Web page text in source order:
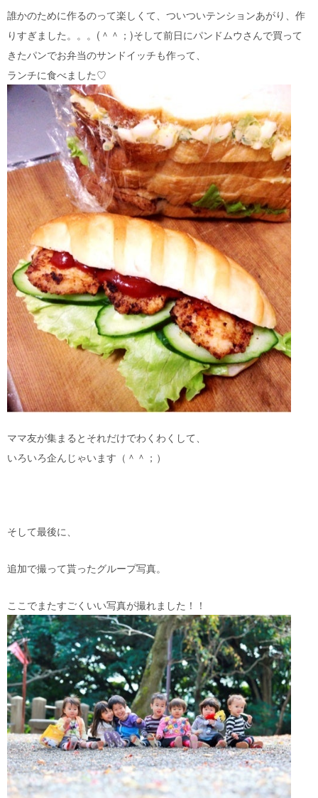
誰かのために作るのって楽しくて、ついついテンションあがり、作
りすぎました。。。(＾＾；)そして前日にパンドムウさんで買って
きたパンでお弁当のサンドイッチも作って、
ランチに食べました♡
ママ友が集まるとそれだけでわくわくして、
いろいろ企んじゃいます（＾＾；）
そして最後に、
追加で撮って貰ったグループ写真。
ここでまたすごくいい写真が撮れました！！